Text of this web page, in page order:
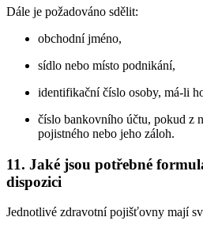
Dále je požadováno sdělit:
obchodní jméno,
sídlo nebo místo podnikání,
identifikační číslo osoby, má-li
číslo bankovního účtu, pokud z
pojistného nebo jeho záloh.
11. Jaké jsou potřebné
dispozici
Jednotlivé zdravotní pojišťovny mají